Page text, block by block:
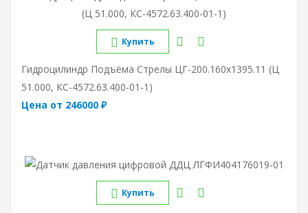
Купить
Гидроцилиндр Подъёма Стрелы ЦГ-200.160х1395.11 (Ц
51.000, КС-4572.63.400-01-1)
Цена от 246000 ₽
Купить